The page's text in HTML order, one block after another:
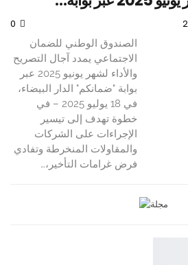
الصندوق الوطني للضمان
الاجتماعي يمدد آجال التصريح
والأداء لشهر يونيو 2025 عبر
بوابة "ضمانكم" الدار البيضاء،
في 18 يوليو 2025 – في
خطوة تهدف إلى تيسير
الإجراءات على الشركات
والمقاولات المنخرطة وتفادي
فرض غرامات التأخير،…